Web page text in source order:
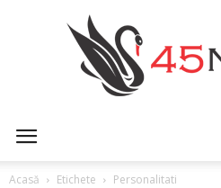
Acasă Etichete Personalitati